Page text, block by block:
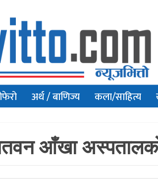
अर्थ / बाणिज्य कला/साहित्य
आँखा